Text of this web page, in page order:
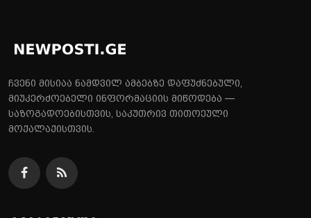
ჩვენი მისიაა ნამდვილ ამბებზე დაფუძნებული,
მიუკერძოებელი ინფორმაციის მიწოდება —
საზოგადოებისთვის, საკუთრივ თითოეული
მოქალაქისთვის.